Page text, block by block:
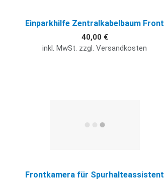
Einparkhilfe Zentralkabelbaum Front
40,00 €
inkl. MwSt. zzgl. Versandkosten
Frontkamera für Spurhalteassistent